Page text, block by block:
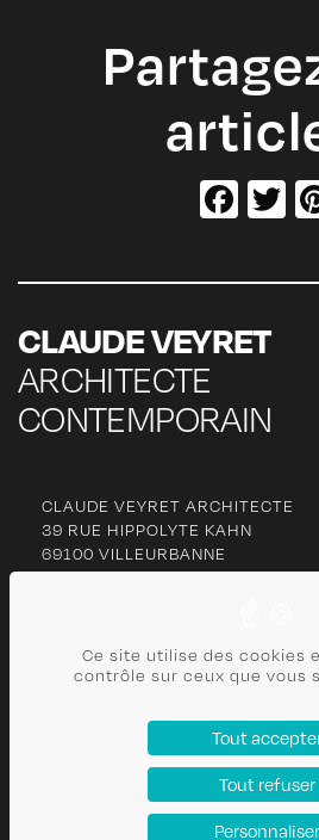
CLAUDE VEYRET
ARCHITECTE
CONTEMPORAIN
CLAUDE VEYRET ARCHITECTE
39 RUE HIPPOLYTE KAHN
69100 VILLEURBANNE
***********@***il.com
CONTACT
PLAN DU SITE
POLITIQUE DE CONFIDENTIALITÉ
MENTIONS LÉGALES
Ce site utilise des cookies
contrôle sur ceux que vous
Tout
Tout refuser
Personnaliser